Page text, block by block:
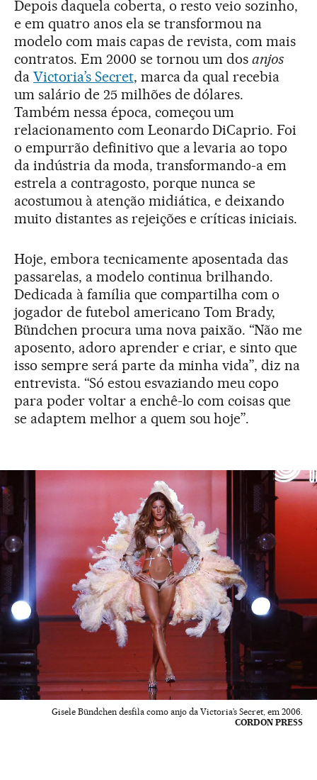
Depois daquela coberta, o resto veio sozinho,
e em quatro anos ela se transformou na
modelo com mais capas de revista, com mais
contratos. Em 2000 se tornou um dosanjos
da Victoria’s Secret, marca da qual recebia
um salário de 25 milhões de dólares.
Também nessa época, começou um
relacionamento com Leonardo DiCaprio. Foi
o empurrão definitivo que a levaria ao topo
da indústria da moda, transformando-a em
estrela a contragosto, porque nunca se
acostumou à atenção midiática, e deixando
muito distantes as rejeições e críticas iniciais.
Hoje, embora tecnicamente aposentada das
passarelas, a modelo continua brilhando.
Dedicada à família que compartilha com o
jogador de futebol americano Tom Brady,
Bündchen procura uma nova paixão. “Não me
aposento, adoro aprender e criar, e sinto que
isso sempre será parte da minha vida”, diz na
entrevista. “Só estou esvaziando meu copo
para poder voltar a enchê-lo com coisas que
se adaptem melhor a quem sou hoje”.
Gisele Bündchen desfila como anjo da Victoria’s Secret, em 2006.
CORDON PRESS